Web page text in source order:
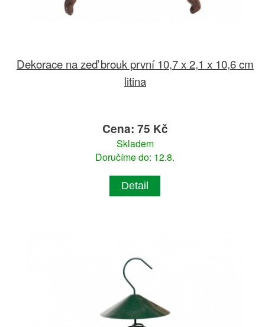
Dekorace na zeď brouk první 10,7 x 2,1 x 10,6 cm
litina
Cena: 75 Kč
Skladem
Doručíme do: 12.8.
Detail